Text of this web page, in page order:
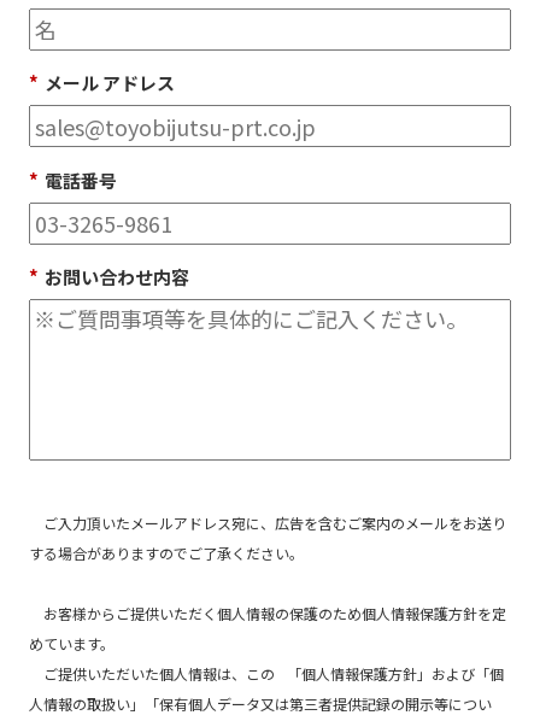
* メール アドレス
* 電話番号
* お問い合わせ内容
ご入力頂いたメールアドレス宛に、広告を含むご案内のメールをお送り
する場合がありますのでご了承ください。
お客様からご提供いただく個人情報の保護のため個人情報保護方針を定
めています。
ご提供いただいた個人情報は、この
「個人情報保護方針」および「個
人情報の取扱い」「保有個人データ又は第三者提供記録の開示等につい